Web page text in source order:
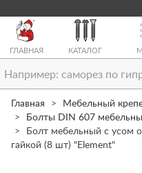
ГЛАВНАЯ КАТАЛОГ
Главная
Мебельный
Болты DIN 607
Болт мебельный с усом
гайкой (8 шт) "Element"